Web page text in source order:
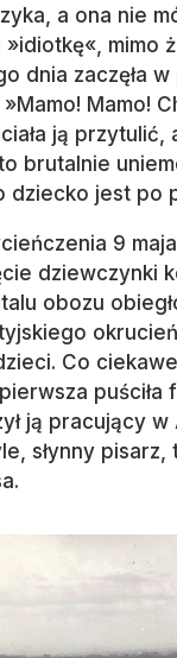
a ona nie
mimo
dnia zaczęła
Mamo!
ją przytulić,
brutalnie
dziecko jest po
9 maja
dziewczynki
obozu
Co
puściła
ją pracujący
słynny